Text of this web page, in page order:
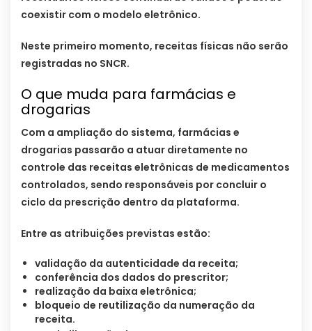
coexistir com o modelo eletrônico.
Neste primeiro momento, receitas físicas não serão
registradas no SNCR.
O que muda para farmácias e
drogarias
Com a ampliação do sistema, farmácias e
drogarias passarão a atuar diretamente no
controle das receitas eletrônicas de medicamentos
controlados, sendo responsáveis por concluir o
ciclo da prescrição dentro da plataforma.
Entre as atribuições previstas estão:
validação da autenticidade da receita;
conferência dos dados do prescritor;
realização da baixa eletrônica;
bloqueio de reutilização da numeração da
receita.